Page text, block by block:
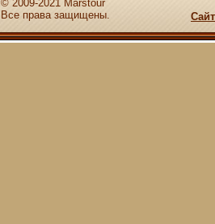
© 2009-2021 Marstour
Все права защищены.